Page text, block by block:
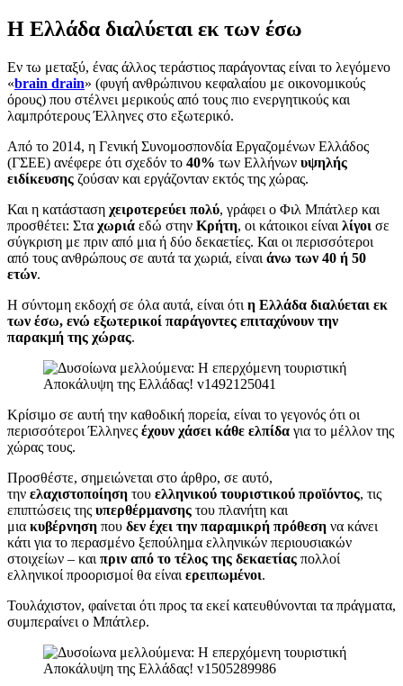
Η Ελλάδα διαλύεται εκ των έσω
Εν τω μεταξύ, ένας άλλος τεράστιος παράγοντας είναι το λεγόμενο
«brain drain» (φυγή ανθρώπινου κεφαλαίου με οικονομικούς
όρους) που στέλνει μερικούς από τους πιο ενεργητικούς και
λαμπρότερους Έλληνες στο εξωτερικό.
Από το 2014, η Γενική Συνομοσπονδία Εργαζομένων Ελλάδος
(ΓΣΕΕ) ανέφερε ότι σχεδόν το 40% των Ελλήνων υψηλής
ειδίκευσης ζούσαν και εργάζονταν εκτός της χώρας.
Και η κατάσταση χειροτερεύει πολύ, γράφει ο Φιλ Μπάτλερ και
προσθέτει: Στα χωριά εδώ στην Κρήτη, οι κάτοικοι είναι λίγοι σε
σύγκριση με πριν από μια ή δύο δεκαετίες. Και οι περισσότεροι
από τους ανθρώπους σε αυτά τα χωριά, είναι άνω των 40 ή 50
ετών.
Η σύντομη εκδοχή σε όλα αυτά, είναι ότι η Ελλάδα διαλύεται εκ
των έσω, ενώ εξωτερικοί παράγοντες επιταχύνουν την
παρακμή της χώρας.
Κρίσιμο σε αυτή την καθοδική πορεία, είναι το γεγονός ότι οι
περισσότεροι Έλληνες έχουν χάσει κάθε ελπίδα για το μέλλον της
χώρας τους.
Προσθέστε, σημειώνεται στο άρθρο, σε αυτό,
την ελαχιστοποίηση του ελληνικού τουριστικού προϊόντος, τις
επιπτώσεις της υπερθέρμανσης του πλανήτη και
μια κυβέρνηση που δεν έχει την παραμικρή πρόθεση να κάνει
κάτι για το περασμένο ξεπούλημα ελληνικών περιουσιακών
στοιχείων – και πριν από το τέλος της δεκαετίας πολλοί
ελληνικοί προορισμοί θα είναι ερειπωμένοι.
Τουλάχιστον, φαίνεται ότι προς τα εκεί κατευθύνονται τα πράγματα,
συμπεραίνει ο Μπάτλερ.